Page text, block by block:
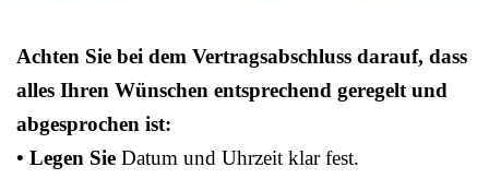
Achten Sie bei dem Vertragsabschluss darauf, dass
alles Ihren Wünschen entsprechend geregelt und
abgesprochen ist:
• Legen Sie Datum und Uhrzeit klar fest.